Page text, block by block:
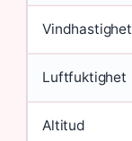
Vindhastighet
Luftfuktighet
Altitud